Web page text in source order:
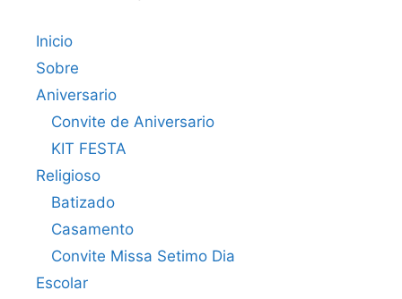
Inicio
Sobre
Aniversario
Convite de Aniversario
KIT FESTA
Religioso
Batizado
Casamento
Convite Missa Setimo Dia
Escolar